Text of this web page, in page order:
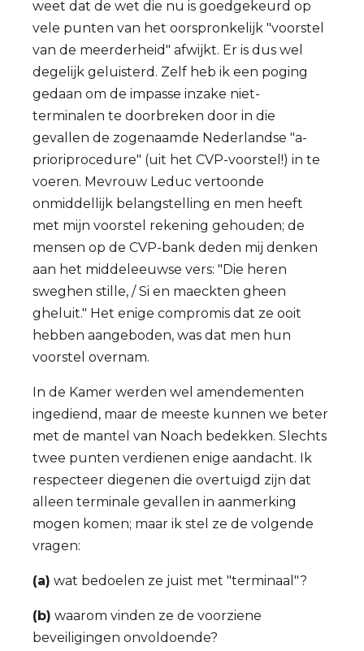
weet dat de wet die nu is goedgekeurd op
vele punten van het oorspronkelijk "voorstel
van de meerderheid" afwijkt. Er is dus wel
degelijk geluisterd. Zelf heb ik een poging
gedaan om de impasse inzake niet-
terminalen te doorbreken door in die
gevallen de zogenaamde Nederlandse "a-
prioriprocedure" (uit het CVP-voorstel!) in te
voeren. Mevrouw Leduc vertoonde
onmiddellijk belangstelling en men heeft
met mijn voorstel rekening gehouden; de
mensen op de CVP-bank deden mij denken
aan het middeleeuwse vers: "Die heren
sweghen stille, / Si en maeckten gheen
gheluit." Het enige compromis dat ze ooit
hebben aangeboden, was dat men hun
voorstel overnam.
In de Kamer werden wel amendementen
ingediend, maar de meeste kunnen we beter
met de mantel van Noach bedekken. Slechts
twee punten verdienen enige aandacht. Ik
respecteer diegenen die overtuigd zijn dat
alleen terminale gevallen in aanmerking
mogen komen; maar ik stel ze de volgende
vragen:
(a) wat bedoelen ze juist met "terminaal"?
(b) waarom vinden ze de voorziene
beveiligingen onvoldoende?